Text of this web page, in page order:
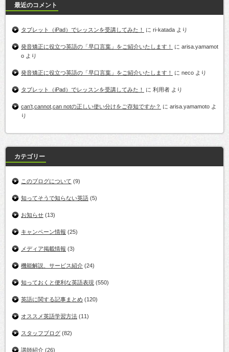
最近のコメント
タブレット（iPad）でレッスンを受講してみた！ に ri-katada より
発音矯正に役立つ英語の「早口言葉」をご紹介いたします！ に arisa.yamamot
o より
発音矯正に役立つ英語の「早口言葉」をご紹介いたします！ に neco より
タブレット（iPad）でレッスンを受講してみた！ に 利用者 より
can’t,cannot,can notの正しい使い分けをご存知ですか？ に arisa.yamamoto よ
り
カテゴリー
このブログについて (9)
知ってそうで知らない英語 (5)
お知らせ (13)
キャンペーン情報 (25)
メディア掲載情報 (3)
機能解説、サービス紹介 (24)
知っておくと便利な英語表現 (550)
英語に関する記事まとめ (120)
オススメ英語学習方法 (11)
スタッフブログ (82)
講師紹介 (26)